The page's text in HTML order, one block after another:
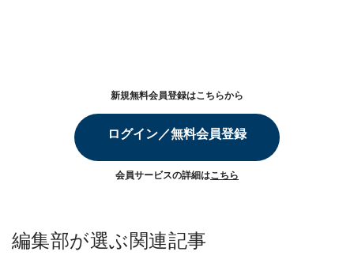
新規無料会員登録はこちらから
ログイン／無料会員登録
会員サービスの詳細はこちら
編集部が選ぶ関連記事